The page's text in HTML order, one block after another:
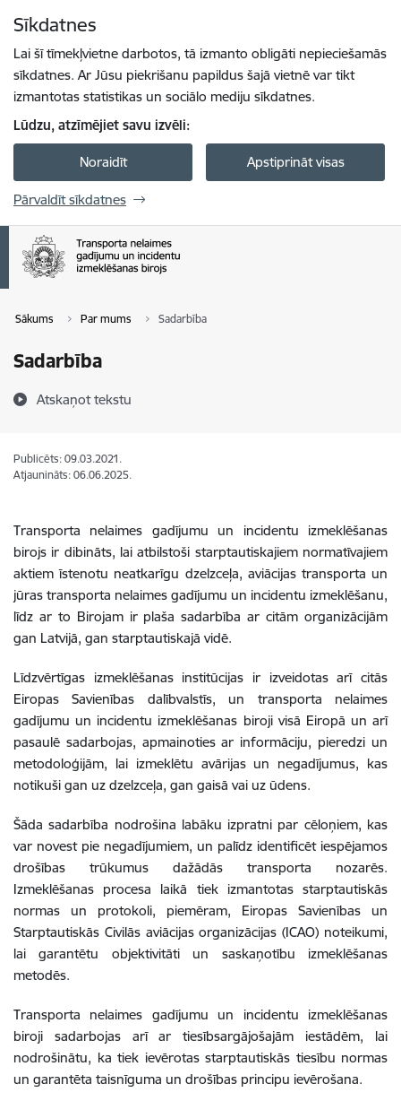
Sīkdatnes
Lai šī tīmekļvietne darbotos, tā izmanto obligāti nepieciešamās
sīkdatnes. Ar Jūsu piekrišanu papildus šajā vietnē var tikt
izmantotas statistikas un sociālo mediju sīkdatnes.
Lūdzu, atzīmējiet savu izvēli:
Noraidīt Apstiprināt visas
Pārvaldīt sīkdatnes
Sākums Par mums Sadarbība
Sadarbība
Atskaņot tekstu
Publicēts: 09.03.2021.
Atjaunināts: 06.06.2025.
Transporta nelaimes gadījumu un incidentu izmeklēšanas
birojs ir dibināts, lai atbilstoši starptautiskajiem normatīvajiem
aktiem īstenotu neatkarīgu dzelzceļa, aviācijas transporta un
jūras transporta nelaimes gadījumu un incidentu izmeklēšanu,
līdz ar to Birojam ir plaša sadarbība ar citām organizācijām
gan Latvijā, gan starptautiskajā vidē.
Līdzvērtīgas izmeklēšanas institūcijas ir izveidotas arī citās
Eiropas Savienības dalībvalstīs, un transporta nelaimes
gadījumu un incidentu izmeklēšanas biroji visā Eiropā un arī
pasaulē sadarbojas, apmainoties ar informāciju, pieredzi un
metodoloģijām, lai izmeklētu avārijas un negadījumus, kas
notikuši gan uz dzelzceļa, gan gaisā vai uz ūdens.
Šāda sadarbība nodrošina labāku izpratni par cēloņiem, kas
var novest pie negadījumiem, un palīdz identificēt iespējamos
drošības trūkumus dažādās transporta nozarēs.
Izmeklēšanas procesa laikā tiek izmantotas starptautiskās
normas un protokoli, piemēram, Eiropas Savienības un
Starptautiskās Civilās aviācijas organizācijas (ICAO) noteikumi,
lai garantētu objektivitāti un saskaņotību izmeklēšanas
metodēs.
Transporta nelaimes gadījumu un incidentu izmeklēšanas
biroji sadarbojas arī ar tiesībsargājošajām iestādēm, lai
nodrošinātu, ka tiek ievērotas starptautiskās tiesību normas
un garantēta taisnīguma un drošības principu ievērošana.